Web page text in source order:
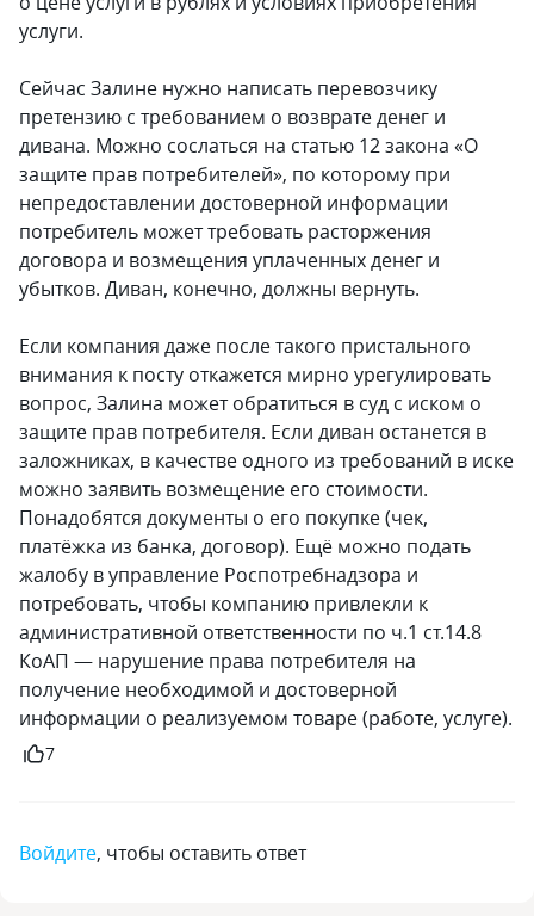
услуги.
Сейчас Залине нужно написать перевозчику
претензию с требованием о возврате денег и
дивана. Можно сослаться на статью 12 закона «О
защите прав потребителей», по которому при
непредоставлении достоверной информации
потребитель может требовать расторжения
договора и возмещения уплаченных денег и
убытков. Диван, конечно, должны вернуть.
Если компания даже после такого пристального
внимания к посту откажется мирно урегулировать
вопрос, Залина может обратиться в суд с иском о
защите прав потребителя. Если диван останется в
заложниках, в качестве одного из требований в иске
можно заявить возмещение его стоимости.
Понадобятся документы о его покупке (чек,
платёжка из банка, договор). Ещё можно подать
жалобу в управление Роспотребнадзора и
потребовать, чтобы компанию привлекли к
административной ответственности по ч.1 ст.14.8
КоАП — нарушение права потребителя на
получение необходимой и достоверной
информации о реализуемом товаре (работе, услуге).
7
Войдите, чтобы оставить ответ